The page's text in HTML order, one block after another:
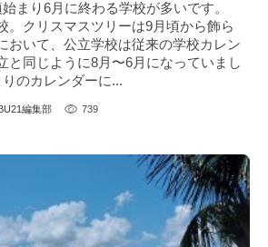
まり6月に終わる学校が多いです。
。クリスマスツリーは9月頃から飾ら
おいて、公立学校は従来の学校カレン
と同じように8月〜6月になっていまし
のカレンダーに...
編集部 739